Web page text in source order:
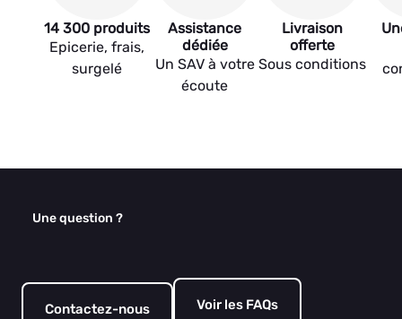
14 300 produits
Epicerie, frais,
surgelé
Assistance
dédiée
Un SAV à votre
écoute
Livraison
offerte
Sous conditions
Une question ?
Contactez-nous Voir les FAQs